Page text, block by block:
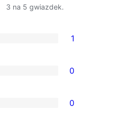
3 na 5 gwiazdek.
1
0
0